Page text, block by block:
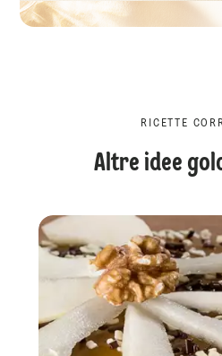
RICETTE
Altre idee